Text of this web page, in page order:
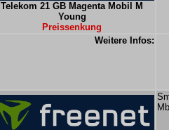
Telekom 21 GB Magenta Mobil M
Young
Preissenkung
Weitere Infos: